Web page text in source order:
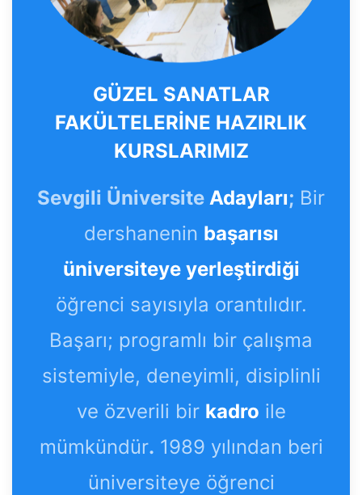
GÜZEL SANATLAR
FAKÜLTELERİNE HAZIRLIK
KURSLARIMIZ
Sevgili Üniversite Adayları; Bir
dershanenin başarısı
üniversiteye yerleştirdiği
öğrenci sayısıyla orantılıdır.
Başarı; programlı bir çalışma
sistemiyle, deneyimli, disiplinli
ve özverili bir kadro ile
mümkündür. 1989 yılından beri
üniversiteye öğrenci